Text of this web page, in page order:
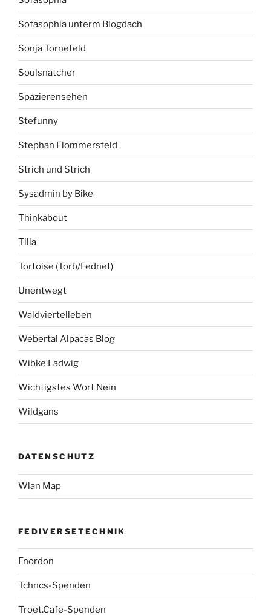
Sofasophia unterm Blogdach
Sonja Tornefeld
Soulsnatcher
Spazierensehen
Stefunny
Stephan Flommersfeld
Strich und Strich
Sysadmin by Bike
Thinkabout
Tilla
Tortoise (Torb/Fednet)
Unentwegt
Waldviertelleben
Webertal Alpacas Blog
Wibke Ladwig
Wichtigstes Wort Nein
Wildgans
DATENSCHUTZ
Wlan Map
FEDIVERSETECHNIK
Fnordon
Tchncs-Spenden
Troet.Cafe-Spenden